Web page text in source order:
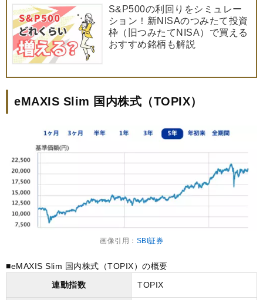
S&P500の利回りをシミュレー
ション！新NISAのつみたて投資
枠（旧つみたてNISA）で買える
おすすめ銘柄も解説
eMAXIS Slim 国内株式（TOPIX）
画像引用： SBI証券
■eMAXIS Slim 国内株式（TOPIX）の概要
連動指数
TOPIX